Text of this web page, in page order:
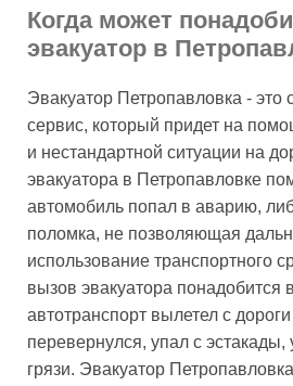
Когда может
эвакуатор в
Эвакуатор Петропавловка - это
сервис, который придет на
и нестандартной ситуации на
эвакуатора в Петропавловке
автомобиль попал в аварию,
поломка, не позволяющая
использование транспортного
вызов эвакуатора понадобится
автотранспорт вылетел с
перевернулся, упал с эстакады,
грязи. Эвакуатор